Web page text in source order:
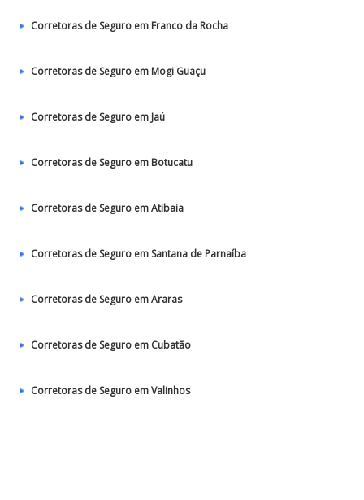
Corretoras de Seguro em Franco da Rocha
Corretoras de Seguro em Mogi Guaçu
Corretoras de Seguro em Jaú
Corretoras de Seguro em Botucatu
Corretoras de Seguro em Atibaia
Corretoras de Seguro em Santana de Parnaíba
Corretoras de Seguro em Araras
Corretoras de Seguro em Cubatão
Corretoras de Seguro em Valinhos